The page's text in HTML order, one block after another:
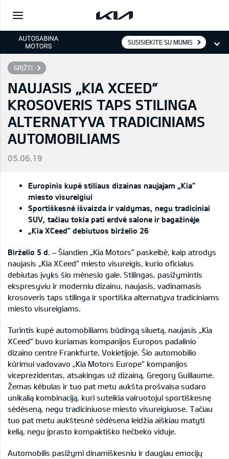
SUSISIEKITE SU MUMIS
GRĮŽTI
NAUJASIS „KIA XCEED”
KROSOVERIS TAPS STILINGA
ALTERNATYVA TRADICINIAMS
AUTOMOBILIAMS
05.06.19
Europinis kupė stiliaus dizainas naujajam „Kia“
miesto visureigiui
Sportiškesnė išvaizda ir valdymas, negu tradiciniai
SUV, tačiau tokia pati erdvė salone ir bagažinėje
„Kia XCeed” debiutuos birželio 26
Birželio 5 d. – Šiandien „Kia Motors” paskelbė, kaip atrodys
naujasis „Kia XCeed” miesto visureigis, kurio oficialus
debiutas įvyks šio mėnesio gale. Stilingas, pasižymintis
ekspresyviu ir moderniu dizainu, naujasis, vadinamasis
krosoveris taps stilinga ir sportiška alternatyva tradiciniams
miesto visureigiams.
Turintis kupė automobiliams būdingą siluetą, naujasis „Kia
XCeed“ buvo kuriamas kompanijos Europos padalinio
dizaino centre Frankfurte, Vokietijoje. Šio automobilio
kūrimui vadovavo „Kia Motors Europe“ kompanijos
viceprezidentas, atsakingas už dizainą, Gregory Guillaume.
Žemas kėbulas ir tuo pat metu aukšta prošvaisa sudaro
unikalią kombinaciją, kuri suteikia vairuotojui sportiškesnę
sėdėseną, negu tradiciniuose miesto visureigiuose. Tačiau
tuo pat metu aukštesnė sėdėsena leidžia aiškiau matyti
kelią, negu įprasto kompaktiško hečbeko viduje.
Automobilis pasižymi dinamiškesniu ir daugiau emocijų